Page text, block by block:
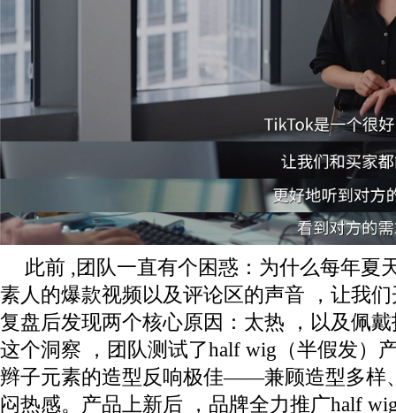
此前 ,团队一直有个困惑：为什么每年夏
素人的爆款视频以及评论区的声音 ，让我
复盘后发现两个核心原因：太热 ，以及佩
这个洞察 ，团队测试了half wig（半假发）
辫子元素的造型反响极佳——兼顾造型多样
闷热感。产品上新后 ，品牌全力推广half